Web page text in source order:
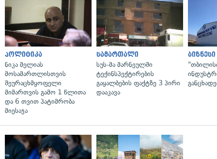
პოლიტიკა
ნიკა მელიას
მოსამართლისთვის
შეურაცხმყოფელი
მიმართვის გამო 1 წლითა
და 6 თვით პატიმრობა
მიესაჯა
სამართალი
სუს-მა მარნეულში
ტექინსპექტირების
გაყალბების ფაქტზე 3 პირი
დააკავა
ბიზნესი